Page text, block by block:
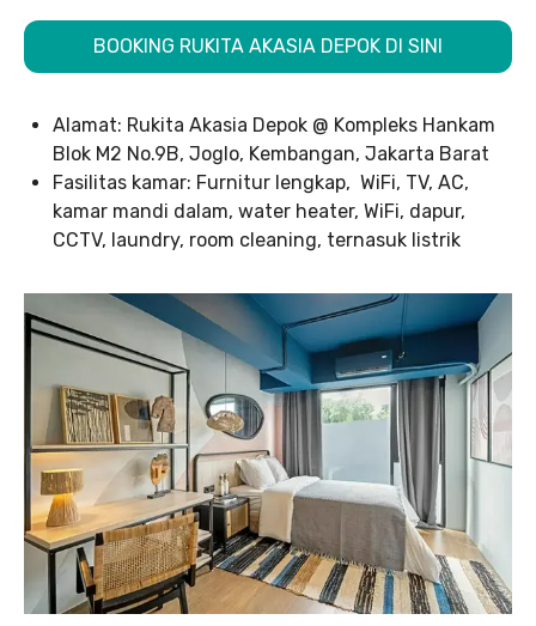
BOOKING RUKITA AKASIA DEPOK DI SINI
Alamat: Rukita Akasia Depok @ Kompleks Hankam
Blok M2 No.9B, Joglo, Kembangan, Jakarta Barat
Fasilitas kamar: Furnitur lengkap, WiFi, TV, AC,
kamar mandi dalam, water heater, WiFi, dapur,
CCTV, laundry, room cleaning, ternasuk listrik